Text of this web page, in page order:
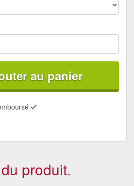
au panier
produit.